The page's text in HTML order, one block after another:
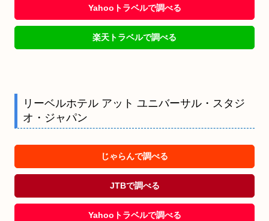
Yahooトラベルで調べる
楽天トラベルで調べる
リーベルホテル アット ユニバーサル・スタジ
オ・ジャパン
じゃらんで調べる
JTBで調べる
Yahooトラベルで調べる